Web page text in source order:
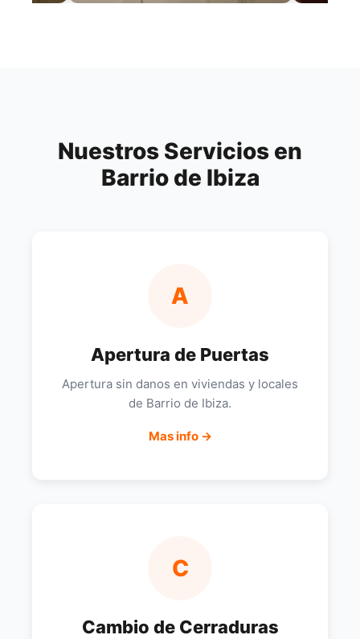
Nuestros Servicios en
Barrio de Ibiza
A
Apertura de Puertas
Apertura sin danos en viviendas y locales
de Barrio de Ibiza.
Mas info →
C
Cambio de Cerraduras